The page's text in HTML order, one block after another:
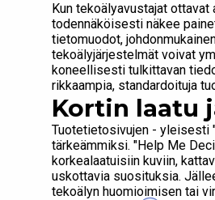
Kun tekoälyavustajat
todennäköisesti näkee
tietomuodot,
tekoälyjärjestelmät voivat
koneellisesti tulkittavan
rikkaampia, standardoituja
Kortin laatu
Tuotetietosivujen - yleisesti
tärkeämmiksi. "Help Me
korkealaatuisiin kuviin,
uskottavia suosituksia.
tekoälyn huomioimisen tai